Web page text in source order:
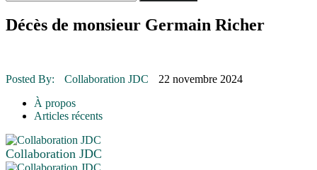
Le rendez-vous des bolides
30 juin 2015 | Fantaisie et créativité en mode jeunesse
16 juillet 2026 | ENVIRONNEMENT
16 juillet 2026
Décès de monsieur Germain Richer
Posted By: Collaboration JDC
22 novembre 2024
À propos
Articles récents
Collaboration JDC